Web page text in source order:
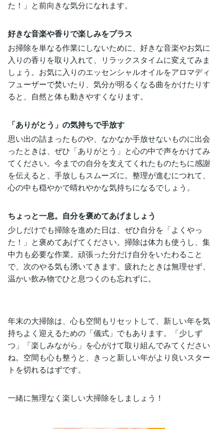
た！」と前向きな気分になれます。
好きな音楽や香りで楽しみをプラス
お掃除を単なる作業にしないために、好きな音楽やお気に
入りの香りを取り入れて、リラックスタイムに変えてみま
しょう。お気に入りのエッセンシャルオイルをアロマディ
フューザーで焚いたり、気分が明るくなる曲をかけたりす
ると、自然と体も動きやすくなります。
「ありがとう」の気持ちで手放す
思い出の詰まったものや、なかなか手放せないものに出会
ったときは、ぜひ「ありがとう」と心の中で声をかけてみ
てください。今までの自分を支えてくれたものたちに感謝
を伝えると、手放しもスムーズに。整理が進むにつれて、
心の中も穏やかで晴れやかな気持ちになるでしょう。
ちょっと一息。自分を褒めてあげましょう
少しだけでも掃除を進めた日は、ぜひ自分を「よくやっ
た！」と褒めてあげてください。掃除は体力も使うし、集
中力も必要な作業。頑張った分だけ自分をいたわること
で、次のやる気も湧いてきます。疲れたときは無理せず、
温かい飲み物でひと息つくのも忘れずに。
年末の大掃除は、心も空間もリセットして、新しい年を気
持ちよく迎えるための「儀式」でもあります。「少しず
つ」「楽しみながら」を心がけて取り組んでみてください
ね。空間も心も整うと、きっと新しい年がより良いスター
トを切れるはずです。
一緒に無理なく楽しい大掃除をしましょう！